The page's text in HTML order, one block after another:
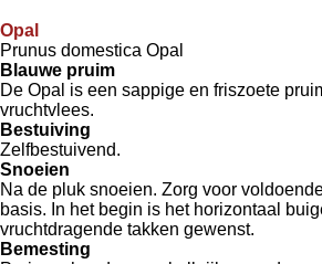
Opal
Prunus domestica Opal
Blauwe pruim
De Opal is een sappige en friszoete
vruchtvlees.
Bestuiving
Zelfbestuivend.
Snoeien
Na de pluk snoeien. Zorg voor
basis. In het begin is het horizontaal
vruchtdragende takken gewenst.
Bemesting